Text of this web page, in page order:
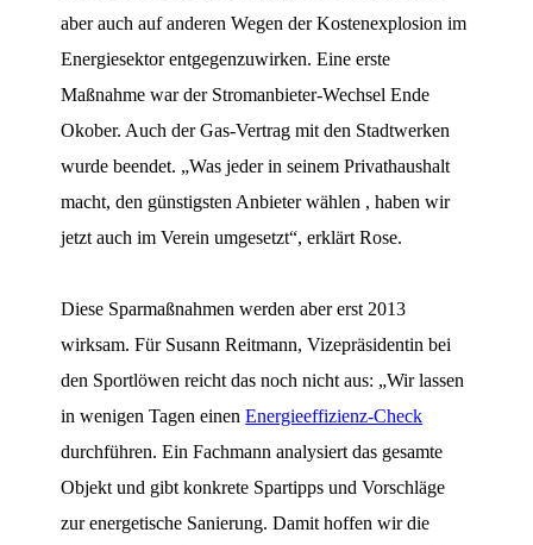
aber auch auf anderen Wegen der Kostenexplosion im
Energiesektor entgegenzuwirken. Eine erste
Maßnahme war der Stromanbieter-Wechsel Ende
Okober. Auch der Gas-Vertrag mit den Stadtwerken
wurde beendet. „Was jeder in seinem Privathaushalt
macht, den günstigsten Anbieter wählen , haben wir
jetzt auch im Verein umgesetzt“, erklärt Rose.
Diese Sparmaßnahmen werden aber erst 2013
wirksam. Für Susann Reitmann, Vizepräsidentin bei
den Sportlöwen reicht das noch nicht aus: „Wir lassen
in wenigen Tagen einenEnergieeffizienz-Check
durchführen. Ein Fachmann analysiert das gesamte
Objekt und gibt konkrete Spartipps und Vorschläge
zur energetische Sanierung. Damit hoffen wir die